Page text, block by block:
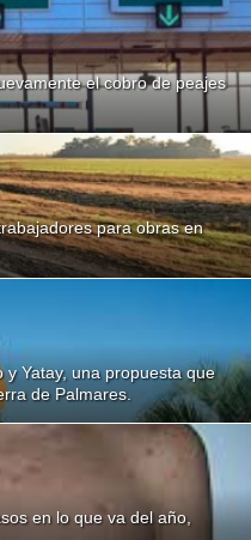
el cobro de peajes
para obras en
y Yatay, una propuesta que
de Palmares.
en lo que va del año,